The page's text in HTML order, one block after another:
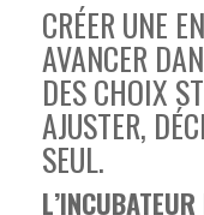
CRÉER UNE
AVANCER
DES CHOIX
AJUSTER,
SEUL.